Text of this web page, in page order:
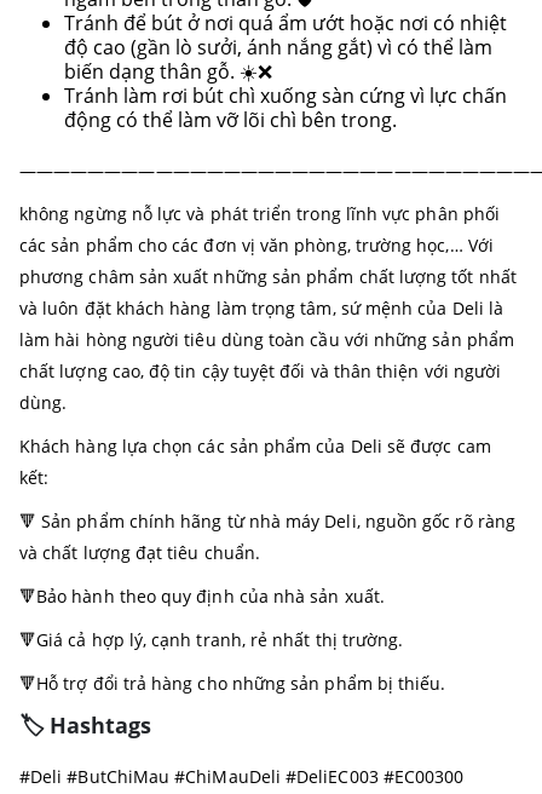
Tránh để bút ở nơi quá ẩm ướt hoặc nơi có nhiệt
độ cao (gần lò sưởi, ánh nắng gắt) vì có thể làm
biến dạng thân gỗ. ☀️❌
Tránh làm rơi bút chì xuống sàn cứng vì lực chấn
động có thể làm vỡ lõi chì bên trong.
không ngừng nỗ lực và phát triển trong lĩnh vực phân phối
các sản phẩm cho các đơn vị văn phòng, trường học,… Với
phương châm sản xuất những sản phẩm chất lượng tốt nhất
và luôn đặt khách hàng làm trọng tâm, sứ mệnh của Deli là
làm hài hòng người tiêu dùng toàn cầu với những sản phẩm
chất lượng cao, độ tin cậy tuyệt đối và thân thiện với người
dùng.
Khách hàng lựa chọn các sản phẩm của Deli sẽ được cam
kết:
🔻 Sản phẩm chính hãng từ nhà máy Deli, nguồn gốc rõ ràng
và chất lượng đạt tiêu chuẩn.
🔻Bảo hành theo quy định của nhà sản xuất.
🔻Giá cả hợp lý, cạnh tranh, rẻ nhất thị trường.
🔻Hỗ trợ đổi trả hàng cho những sản phẩm bị thiếu.
🏷️ Hashtags
#Deli #ButChiMau #ChiMauDeli #DeliEC003 #EC00300